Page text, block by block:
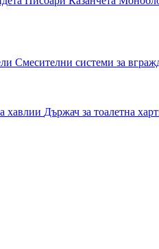
Смесителни системи за
хавлии Държач за тоалетна